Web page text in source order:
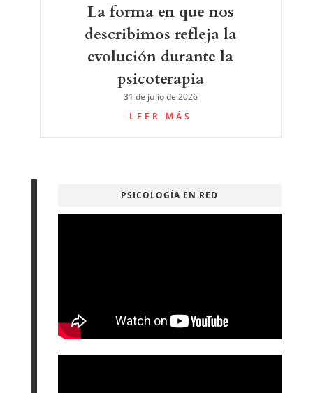
La forma en que nos
describimos refleja la
evolución durante la
psicoterapia
31 de julio de 2026
LEER MÁS
PSICOLOGÍA EN RED